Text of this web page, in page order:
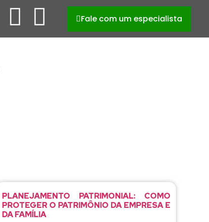
Fale com um especialista
PLANEJAMENTO PATRIMONIAL: COMO
PROTEGER O PATRIMÔNIO DA EMPRESA E
DA FAMÍLIA